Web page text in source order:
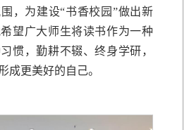
，为建设“书香校园”做出新
望广大师生将读书作为一种
惯，勤耕不辍、终身学研，
成更美好的自己。